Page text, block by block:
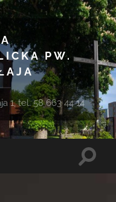
PW.
1, tel. 58 663 44 14
Toggle